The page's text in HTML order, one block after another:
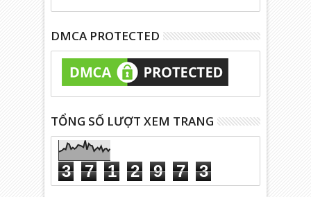
DMCA PROTECTED
TỔNG SỐ LƯỢT XEM TRANG
3 7 1 2 9 7 3